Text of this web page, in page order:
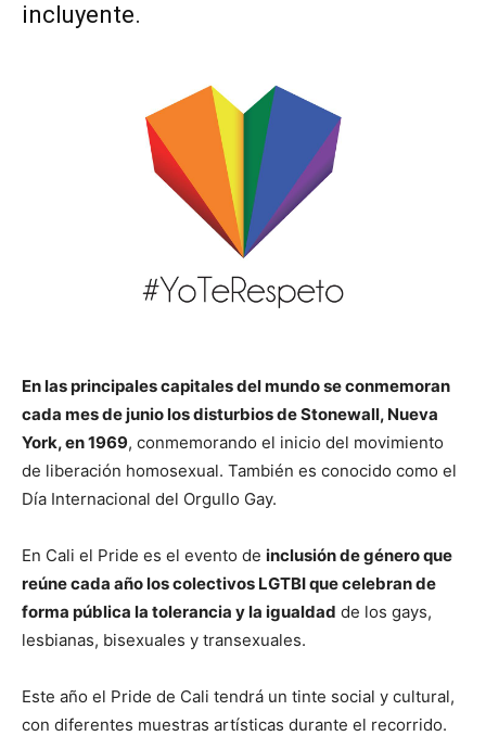
incluyente.
En las principales capitales del mundo se conmemoran
cada mes de junio los disturbios de Stonewall, Nueva
York, en 1969, conmemorando el inicio del movimiento
de liberación homosexual. También es conocido como el
Día Internacional del Orgullo Gay.
En Cali el Pride es el evento de inclusión de género que
reúne cada año los colectivos LGTBI que celebran de
forma pública la tolerancia y la igualdad de los gays,
lesbianas, bisexuales y transexuales.
Este año el Pride de Cali tendrá un tinte social y cultural,
con diferentes muestras artísticas durante el recorrido.